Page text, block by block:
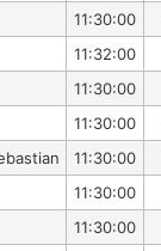
11:30:00
11:32:00
11:30:00
11:30:00
11:30:00
11:30:00
11:30:00